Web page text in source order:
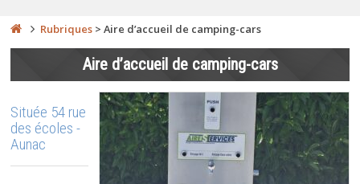
Rubriques >Aire d’accueil de camping-cars
Aire d’accueil de camping-cars
Située 54 rue
des écoles -
Aunac